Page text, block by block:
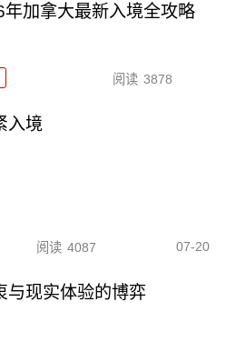
年加拿大最新入境全攻略
阅读 3878
入境
阅读 4087 07-20
与现实体验的博弈